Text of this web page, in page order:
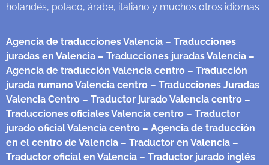
holandés, polaco, árabe, italiano y muchos otros idiomas
Agencia de traducciones Valencia – Traducciones
juradas en Valencia – Traducciones juradas Valencia –
Agencia de traducción Valencia centro – Traducción
jurada rumano Valencia centro – Traducciones Juradas
Valencia Centro – Traductor jurado Valencia centro –
Traducciones oficiales Valencia centro – Traductor
jurado oficial Valencia centro – Agencia de traducción
en el centro de Valencia – Traductor en Valencia –
Traductor oficial en Valencia – Traductor jurado inglés